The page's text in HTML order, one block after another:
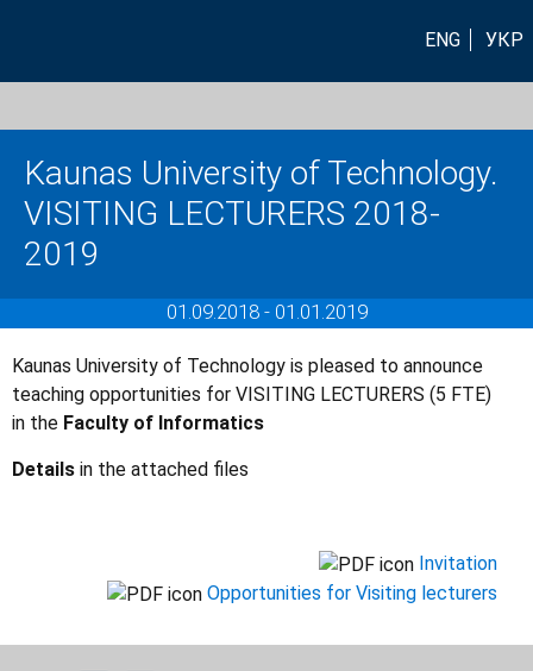
ENG УКР
Kaunas University of Technology.
VISITING LECTURERS 2018-
2019
01.09.2018- 01.01.2019
Kaunas University of Technology is pleased to announce
teaching opportunities for VISITING LECTURERS (5 FTE)
in the Faculty of Informatics
Details in the attached files
Invitation
Opportunities for Visiting lecturers